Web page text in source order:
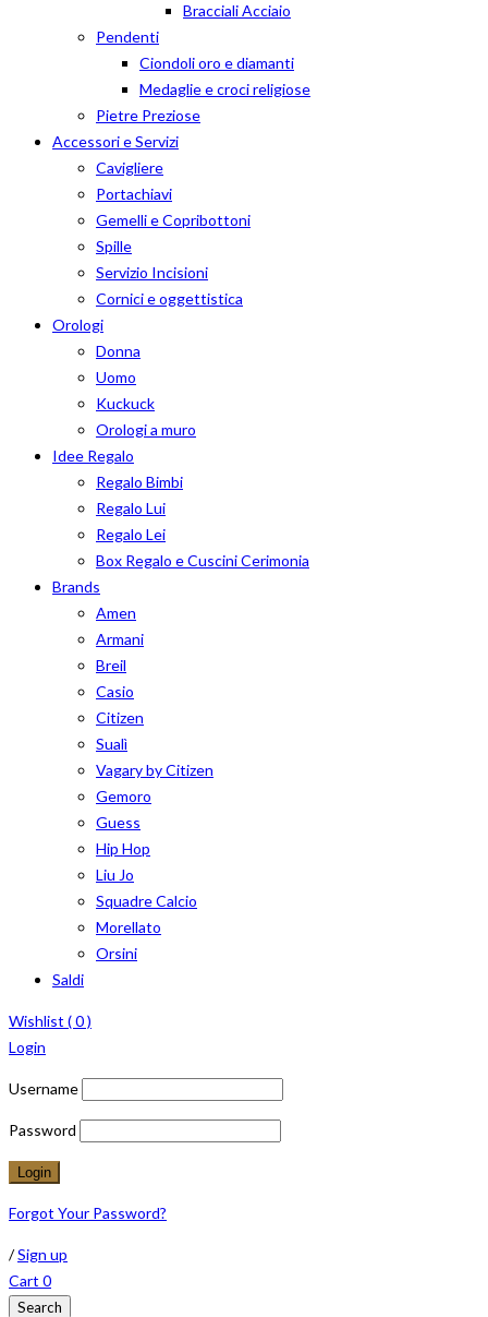
Bracciali Acciaio
Pendenti
Ciondoli oro e diamanti
Medaglie e croci religiose
Pietre Preziose
Accessori e Servizi
Cavigliere
Portachiavi
Gemelli e Copribottoni
Spille
Servizio Incisioni
Cornici e oggettistica
Orologi
Donna
Uomo
Kuckuck
Orologi a muro
Idee Regalo
Regalo Bimbi
Regalo Lui
Regalo Lei
Box Regalo e Cuscini Cerimonia
Brands
Amen
Armani
Breil
Casio
Citizen
Sualì
Vagary by Citizen
Gemoro
Guess
Hip Hop
Liu Jo
Squadre Calcio
Morellato
Orsini
Saldi
Wishlist (0)
Login
Username
Password
Forgot Your Password?
/Sign up
Cart 0
Search